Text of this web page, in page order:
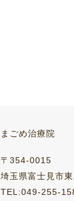
まごめ治療院
〒354-0015
埼玉県富士見市
TEL:049-255-